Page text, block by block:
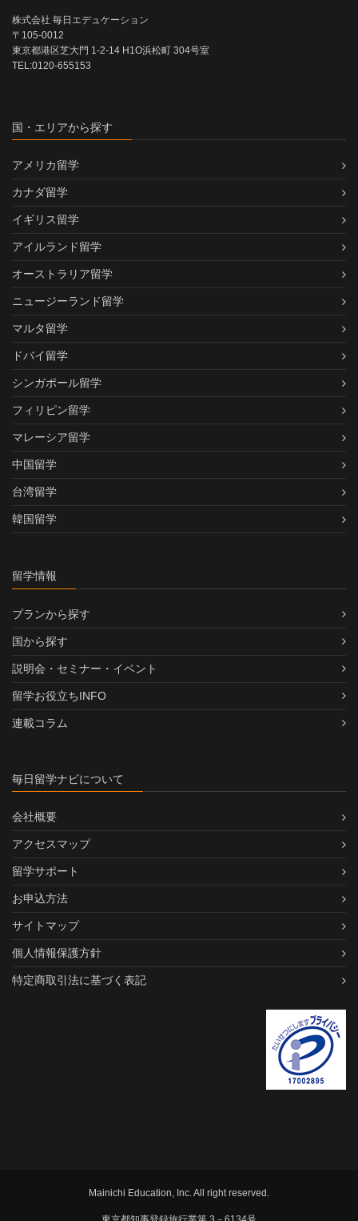
株式会社 毎日エデュケーション
〒105-0012
東京都港区芝大門 1-2-14 H1O浜松町 304号室
TEL:0120-655153
国・エリアから探す
アメリカ留学
カナダ留学
イギリス留学
アイルランド留学
オーストラリア留学
ニュージーランド留学
マルタ留学
ドバイ留学
シンガポール留学
フィリピン留学
マレーシア留学
中国留学
台湾留学
韓国留学
留学情報
プランから探す
国から探す
説明会・セミナー・イベント
留学お役立ちINFO
連載コラム
毎日留学ナビについて
会社概要
アクセスマップ
留学サポート
お申込方法
サイトマップ
個人情報保護方針
特定商取引法に基づく表記
Mainichi Education, Inc. All right reserved.